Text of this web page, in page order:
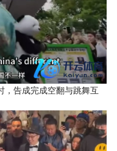
，告成完成空翻与跳舞互